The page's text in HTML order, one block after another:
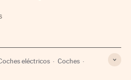
eléctricos Coches